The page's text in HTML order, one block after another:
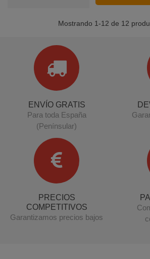
Mostrando 1-12 de 12
ENVÍO GRATIS
Para toda España
(Penínsular)
PRECIOS
COMPETITIVOS
Garantizamos precios bajos